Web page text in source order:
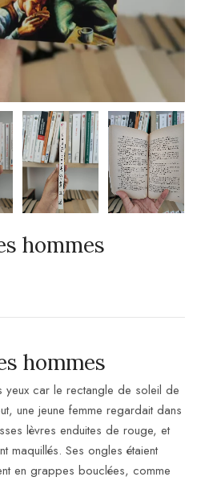
hommes
hommes
yeux car le rectangle de soleil de
une jeune femme regardait dans
lèvres enduites de rouge, et
maquillés. Ses ongles étaient
en grappes bouclées, comme